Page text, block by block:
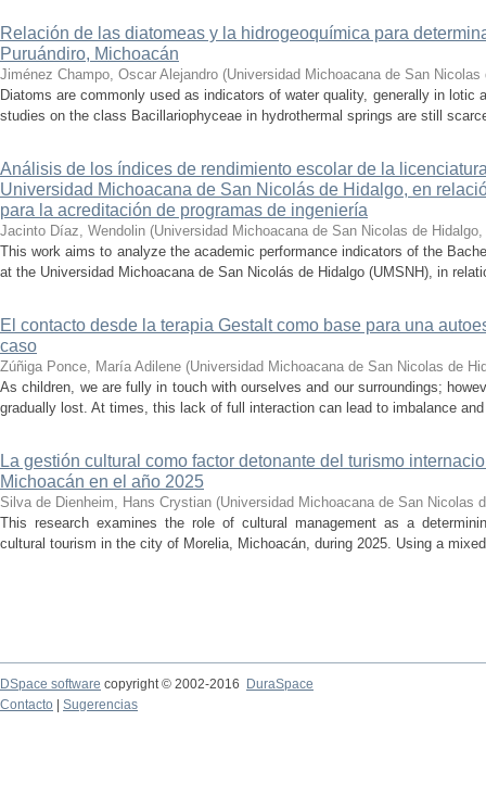
Relación de las diatomeas y la hidrogeoquímica para
Puruándiro, Michoacán
Jiménez Champo, Oscar Alejandro (Universidad Michoacana de San Nicolas
Diatoms are commonly used as indicators of water quality, generally in
studies on the class Bacillariophyceae in hydrothermal springs are still
Análisis de los índices de rendimiento escolar de la
Universidad Michoacana de San Nicolás de Hidalgo, en
para la acreditación de programas de ingeniería
Jacinto Díaz, Wendolin (Universidad Michoacana de San Nicolas de Hidalgo,
This work aims to analyze the academic performance indicators of the
at the Universidad Michoacana de San Nicolás de Hidalgo (UMSNH), in
El contacto desde la terapia Gestalt como base para una
caso
Zúñiga Ponce, María Adilene (Universidad Michoacana de San Nicolas de
As children, we are fully in touch with ourselves and our surroundings;
gradually lost. At times, this lack of full interaction can lead to imbalance
La gestión cultural como factor detonante del turismo
Michoacán en el año 2025
Silva de Dienheim, Hans Crystian (Universidad Michoacana de San Nicolas
This research examines the role of cultural management as a
cultural tourism in the city of Morelia, Michoacán, during 2025. Using a
DSpace software copyright © 2002-2016
DuraSpace
Contacto
Sugerencias